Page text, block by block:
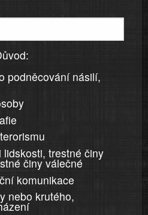
podněcování násilí,
lidskosti, trestné činy
činy válečné
komunikace
nebo krutého,